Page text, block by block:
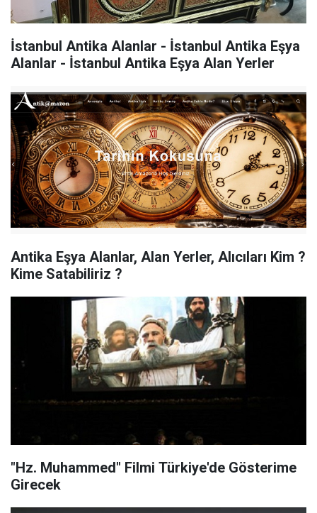
İstanbul Antika Alanlar - İstanbul Antika Eşya
Alanlar - İstanbul Antika Eşya Alan Yerler
Antika Eşya Alanlar, Alan Yerler, Alıcıları Kim ?
Kime Satabiliriz ?
"Hz. Muhammed" Filmi Türkiye'de Gösterime
Girecek